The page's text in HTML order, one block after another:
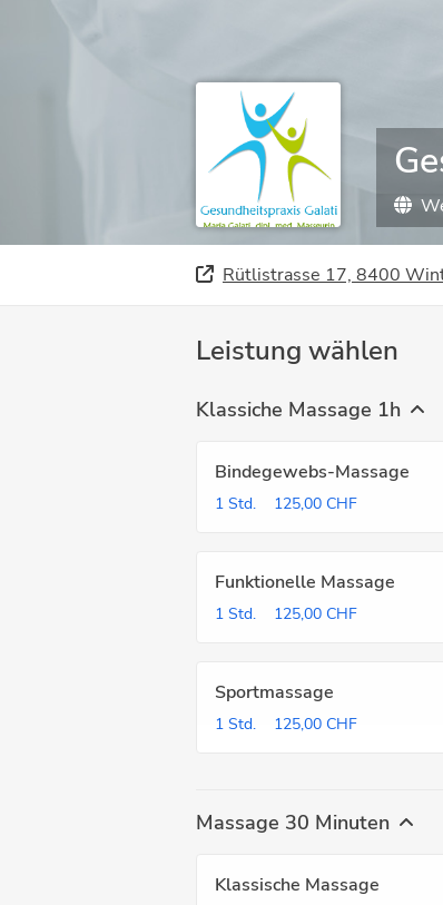
Rütlistrasse 17, 8400
Leistung wählen
Klassiche Massage 1h
Bindegewebs-Massage
1 Std. 125,00 CHF
Funktionelle Massage
1 Std. 125,00 CHF
Sportmassage
1 Std. 125,00 CHF
Massage 30 Minuten
Klassische Massage